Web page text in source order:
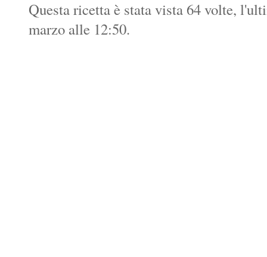
Questa ricetta è stata vista 64 volte,
marzo alle 12:50.